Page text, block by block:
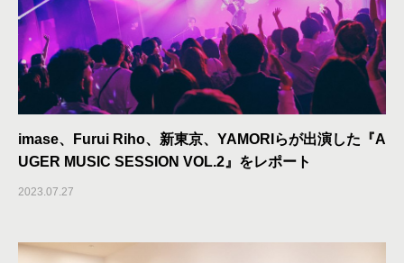
imase、Furui Riho、新東京、YAMORIらが出演した『A
UGER MUSIC SESSION VOL.2』をレポート
2023.07.27